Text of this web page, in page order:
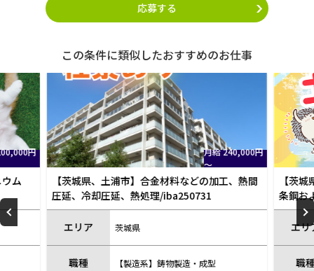
応募する
この条件に類似したおすすめのお仕事
円
熱間
時給 1,300円～
【茨城県、常総市】ステンレス管、ステンレス
条鋼および金物の製造/iba250827
エリア 茨城県
職種 【製造系】鋳物製造・成型
【茨
条鋼
レー
エ
職